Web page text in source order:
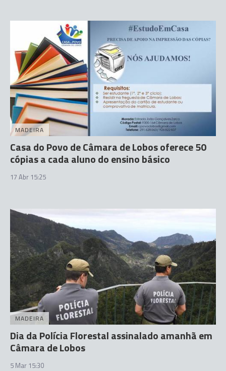
MADEIRA
Casa do Povo de Câmara de Lobos oferece 50
cópias a cada aluno do ensino básico
17 Abr 15:25
MADEIRA
Dia da Polícia Florestal assinalado amanhã em
Câmara de Lobos
5 Mar 15:30